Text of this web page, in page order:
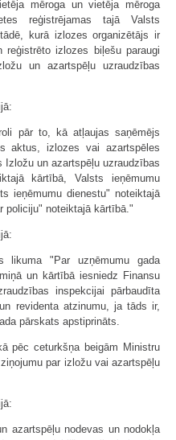
mēroga un vietēja mēroga
reģistrējamas tajā Valsts
kurā izlozes organizētājs ir
izlozes biļešu paraugi
un azartspēļu uzraudzības
pār to, kā atļaujas saņēmējs
aktus, izlozes vai azartspēles
un azartspēļu uzraudzības
kārtībā, Valsts ieņēmumu
ieņēmumu dienestu" noteiktajā
policiju" noteiktajā kārtībā."
likuma "Par uzņēmumu gada
un kārtībā iesniedz Finansu
inspekcijai pārbaudīta
revidenta atzinumu, ja tāds ir,
pārskats apstiprināts.
pēc ceturkšņa beigām Ministru
par izložu vai azartspēļu
azartspēļu nodevas un nodokļa